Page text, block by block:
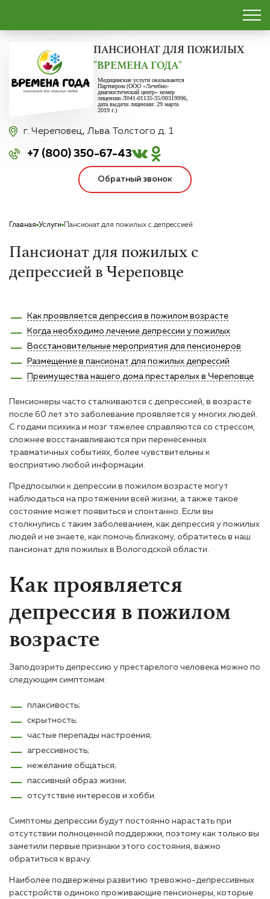
ПАНСИОНАТ ДЛЯ ПОЖИЛЫХ
"ВРЕМЕНА ГОДА"
Медицинские услуги оказываются
Партнером (ООО «Лечебно-
диагностический центр» номер
лицензии Л041-01135-35/00319996,
дата выдачи лицензии: 29 марта
2019 г.)
г. Череповец,Льва Толстого д. 1
+7 (800) 350-67-43
Обратный звонок
Главная Услуги Пансионат для пожилых с депрессией
Пансионат для пожилых с
депрессией в Череповце
Как проявляется депрессия в пожилом возрасте
Когда необходимо лечение депрессии у пожилых
Восстановительные мероприятия для пенсионеров
Размещение в пансионат для пожилых депрессий
Преимущества нашего дома престарелых в Череповце
Пенсионеры часто сталкиваются с депрессией, в возрасте
после 60 лет это заболевание проявляется у многих людей.
С годами психика и мозг тяжелее справляются со стрессом,
сложнее восстанавливаются при перенесенных
травматичных событиях, более чувствительны к
восприятию любой информации.
Предпосылки к депрессии в пожилом возрасте могут
наблюдаться на протяжении всей жизни, а также такое
состояние может появиться и спонтанно. Если вы
столкнулись с таким заболеванием, как депрессия у пожилых
людей и не знаете, как помочь близкому, обратитесь в наш
пансионат для пожилых в Вологодской области.
Как проявляется
депрессия в пожилом
возрасте
Заподозрить депрессию у престарелого человека можно по
следующим симптомам:
плаксивость;
скрытность;
частые перепады настроения;
агрессивность;
нежелание общаться;
пассивный образ жизни;
отсутствие интересов и хобби.
Симптомы депрессии будут постоянно нарастать при
отсутствии полноценной поддержки, поэтому как только вы
заметили первые признаки этого состояния, важно
обратиться к врачу.
Наиболее подвержены развитию тревожно-депрессивных
расстройств одиноко проживающие пенсионеры, которые